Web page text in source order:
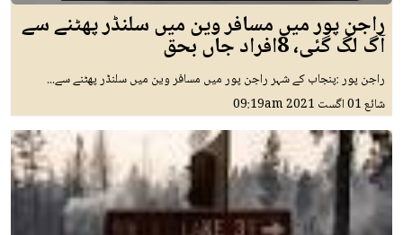
راجن پور میں مسافر وین میں سلنڈر پھٹنے سے
آگ لگ گئی، 8افراد جاں بحق
راجن پور :پنجاب کے شہر راجن پور میں مسافر وین میں سلنڈر پھٹنے سے...
شائع01 اگست 2021 09:19am